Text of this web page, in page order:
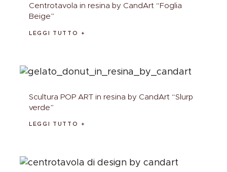
Centrotavola in resina by CandArt “Foglia
Beige”
LEGGI TUTTO
Scultura POP ART in resina by CandArt “Slurp
verde”
LEGGI TUTTO